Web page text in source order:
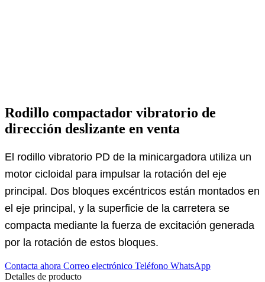
Rodillo compactador vibratorio de
dirección deslizante en venta
El rodillo vibratorio PD de la minicargadora utiliza un
motor cicloidal para impulsar la rotación del eje
principal. Dos bloques excéntricos están montados en
el eje principal, y la superficie de la carretera se
compacta mediante la fuerza de excitación generada
por la rotación de estos bloques.
Contacta ahora Correo electrónico Teléfono WhatsApp
Detalles de producto